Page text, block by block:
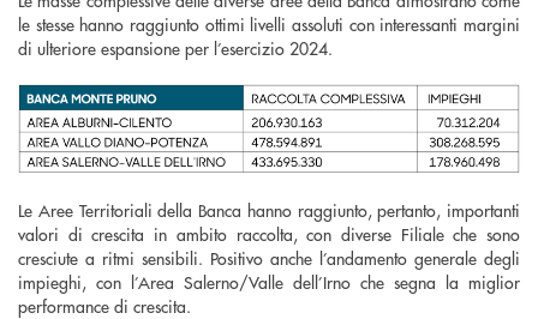
le stesse hanno raggiunto ottimi livelli assoluti con interessanti margini
di ulteriore espansione per l’esercizio 2024.
Le Aree Territoriali della Banca hanno raggiunto, pertanto, importanti
valori di crescita in ambito raccolta, con diverse Filiale che sono
cresciute a ritmi sensibili. Positivo anche l’andamento generale degli
impieghi, con l’Area Salerno/Valle dell’Irno che segna la miglior
performance di crescita.